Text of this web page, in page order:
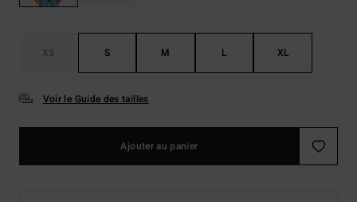
XS S M L XL
Voir le Guide des tailles
Ajouter au panier